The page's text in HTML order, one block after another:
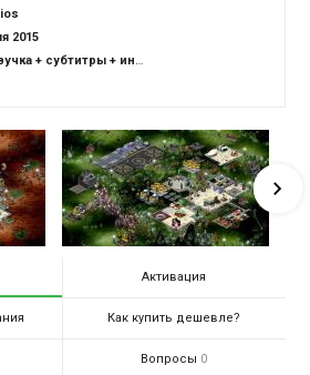
2015
+ субтитры + интерфейс)
Активация
Как купить дешевле?
Вопросы 0